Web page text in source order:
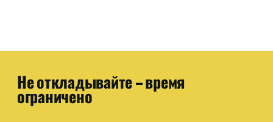
Не откладывайте – время
ограничено